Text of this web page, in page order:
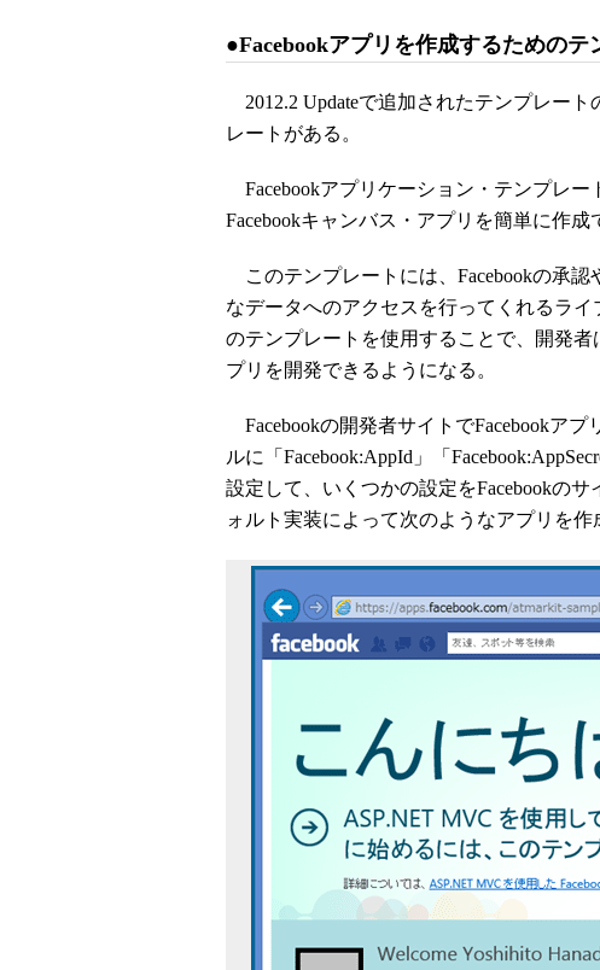
●Facebookアプリを作成するためのテ
2012.2 Updateで追加されたテンプレート
レートがある。
Facebookアプリケーション・テンプレー
Facebookキャンバス・アプリを簡単に作成
このテンプレートには、Facebookの承認
なデータへのアクセスを行ってくれるラ
のテンプレートを使用することで、開発者
プリを開発できるようになる。
Facebookの開発者サイトでFacebookアプ
ルに「Facebook:AppId」「
設定して、いくつかの設定をFacebookの
ォルト実装によって次のようなアプリを作